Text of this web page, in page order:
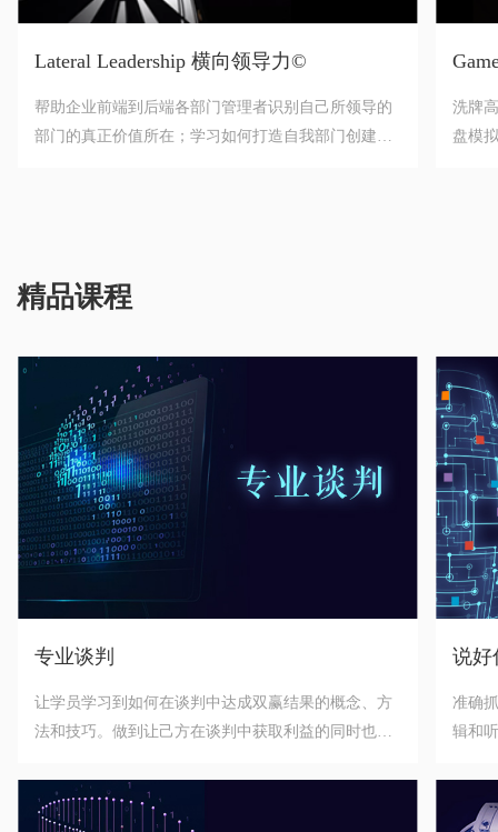
Lateral Leadership 横向领导力©
帮助企业前端到后端各部门管理者识别自己所领导的
部门的真正价值所在；学习如何打造自我部门创建价
的。
洗牌
盘模
精品课程
专业谈判
让学员学习到如何在谈判中达成双赢结果的概念、方
法和技巧。做到让己方在谈判中获取利益的同时也让
合作能和谐持久。
说好
准确
辑和